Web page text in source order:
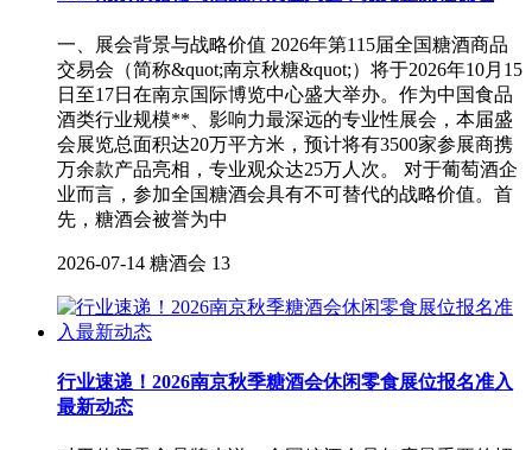
一、展会背景与战略价值 2026年第115届全国糖酒商品
交易会（简称&quot;南京秋糖&quot;）将于2026年10月15
日至17日在南京国际博览中心盛大举办。作为中国食品
酒类行业规模**、影响力最深远的专业性展会，本届盛
会展览总面积达20万平方米，预计将有3500家参展商携
万余款产品亮相，专业观众达25万人次。 对于葡萄酒企
业而言，参加全国糖酒会具有不可替代的战略价值。首
先，糖酒会被誉为中
2026-07-14 糖酒会 13
行业速递！2026南京秋季糖酒会休闲零食展位报名准入
最新动态